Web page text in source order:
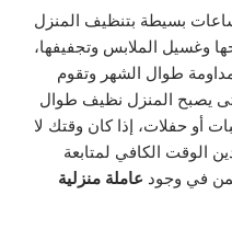
بسيطة بتنظيف المنزل
وغسيل الملابس وتجفيفها،
طوال الشهر وتقوم
يصبح المنزل نظيف طوال
أو حفلات، إذا كان وقتك لا
الوقت الكافي لمتابعة
في وجود عاملة منزلية